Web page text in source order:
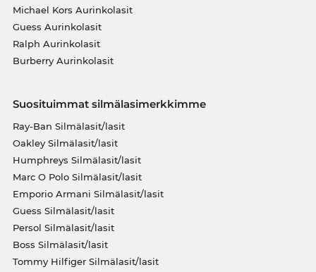
Michael Kors Aurinkolasit
Guess Aurinkolasit
Ralph Aurinkolasit
Burberry Aurinkolasit
Suosituimmat silmälasimerkkimme
Ray-Ban Silmälasit/lasit
Oakley Silmälasit/lasit
Humphreys Silmälasit/lasit
Marc O Polo Silmälasit/lasit
Emporio Armani Silmälasit/lasit
Guess Silmälasit/lasit
Persol Silmälasit/lasit
Boss Silmälasit/lasit
Tommy Hilfiger Silmälasit/lasit